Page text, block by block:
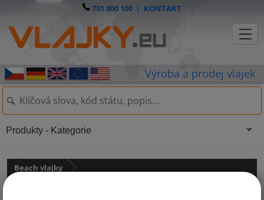
731 800 100 | KONTAKT
Beach vlajky
Produkty - Kategorie